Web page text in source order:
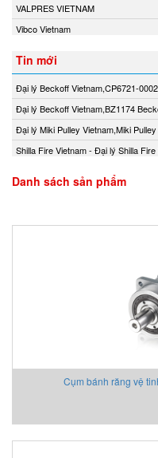
VALPRES VIETNAM
Vibco Vietnam
Tin mới
Đại lý Beckoff Vietnam,CP6721-
Đại lý Beckoff Vietnam,BZ1174
Đại lý Miki Pulley Vietnam,Miki
Shilla Fire Vietnam - Đại lý Shilla
Danh sách sản phẩm
Cụm bánh răng vệ